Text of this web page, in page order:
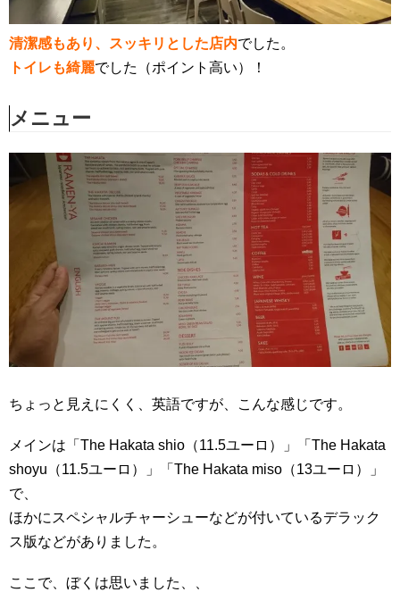
清潔感もあり、スッキリとした店内でした。
トイレも綺麗でした（ポイント高い）！
メニュー
ちょっと見えにくく、英語ですが、こんな感じです。
メインは「The Hakata shio（11.5ユーロ）」「The Hakata
shoyu（11.5ユーロ）」「The Hakata miso（13ユーロ）」
で、
ほかにスペシャルチャーシューなどが付いているデラック
ス版などがありました。
ここで、ぼくは思いました、、